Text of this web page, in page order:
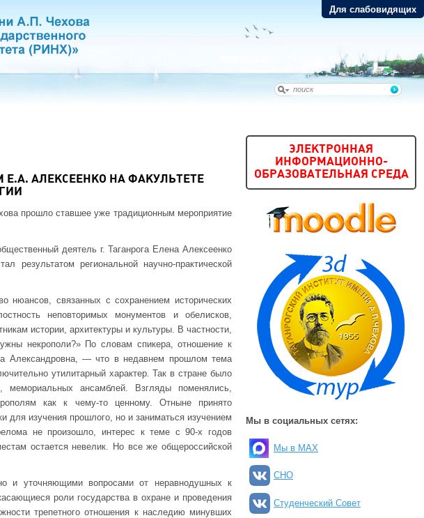
Для слабовидящих
Е.А. АЛЕКСЕЕНКО НА ФАКУЛЬТЕТЕ
прошло ставшее уже традиционным мероприятие
деятель г. Таганрога Елена Алексеенко
результатом региональной научно-практической
нюансов, связанных с сохранением исторических
неповторимых монументов и обелисков,
истории, архитектуры и культуры. В частности,
некрополи?» По словам спикера, отношение к
Александровна, — что в недавнем прошлом тема
утилитарный характер. Так в стране было
мемориальных ансамблей. Взгляды поменялись,
как к чему-то ценному. Отныне принято
для изучения прошлого, но и заниматься изучением
не произошло, интерес к теме с 90-х годов
остается невелик. Но все же общероссийской
и уточняющими вопросами от неравнодушных к
роли государства в охране и проведения
трепетного отношения к наследию минувших
ЭЛЕКТРОННАЯ
ИНФОРМАЦИОННО-
ОБРАЗОВАТЕЛЬНАЯ СРЕДА
Мы в социальных сетях:
Мы в MAX
СНО
Студенческий Совет